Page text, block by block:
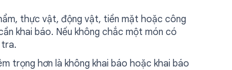
thực vật, động vật, tiền mặt hoặc công
khai báo. Nếu không chắc một món có
tra.
trọng hơn là không khai báo hoặc khai báo